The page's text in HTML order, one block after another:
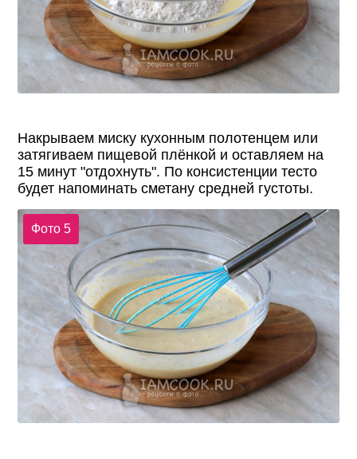
Накрываем миску кухонным полотенцем или
затягиваем пищевой плёнкой и оставляем на
15 минут "отдохнуть". По консистенции тесто
будет напоминать сметану средней густоты.
Фото 5